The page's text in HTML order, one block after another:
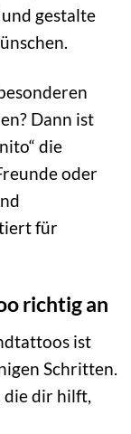
gestalte
Dann ist
die
oder
für
richtig an
ist
Schritten.
die dir hilft,